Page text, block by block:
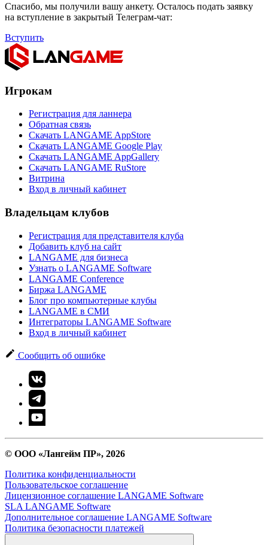
Спасибо, мы получили вашу анкету. Осталось подать заявку
на вступление в закрытый Телеграм-чат:
Вступить
Игрокам
Регистрация для ланнера
Обратная связь
Скачать LANGAME AppStore
Скачать LANGAME Google Play
Скачать LANGAME AppGallery
Скачать LANGAME RuStore
Витрина
Вход в личный кабинет
Владельцам клубов
Регистрация для представителя клуба
Добавить клуб на сайт
LANGAME для бизнеса
Узнать о LANGAME Software
LANGAME Conference
Биржа LANGAME
Блог про компьютерные клубы
LANGAME в СМИ
Интеграторы LANGAME Software
Вход в личный кабинет
Сообщить об ошибке
© ООО «Лангейм ПР», 2026
Политика конфиденциальности
Пользовательское соглашение
Лицензионное соглашение LANGAME Software
SLA LANGAME Software
Дополнительное соглашение LANGAME Software
Политика безопасности платежей